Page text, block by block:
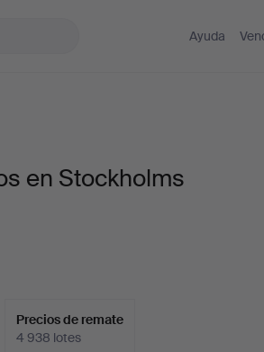
Ayuda
en Stockholms
Precios de remate
4 938 lotes